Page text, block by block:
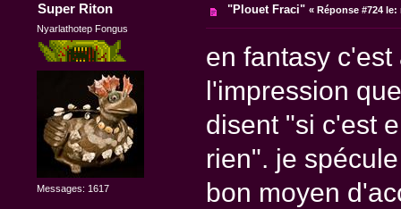
Super Riton
Nyarlathotep Fongus
Messages: 1617
"Plouet Fraci" «Réponse #724 le:
en fantasy
l'impression
disent "si c'est
rien". je
bon moyen